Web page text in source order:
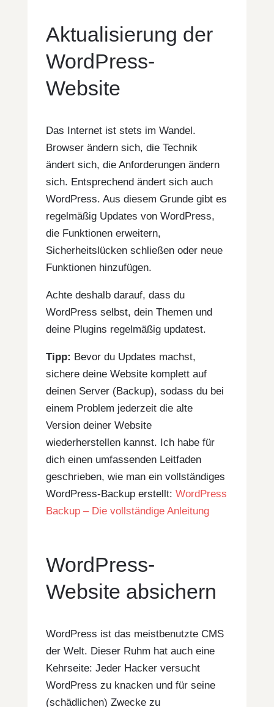
Aktualisierung der
WordPress-
Website
Das Internet ist stets im Wandel.
Browser ändern sich, die Technik
ändert sich, die Anforderungen ändern
sich. Entsprechend ändert sich auch
WordPress. Aus diesem Grunde gibt es
regelmäßig Updates von WordPress,
die Funktionen erweitern,
Sicherheitslücken schließen oder neue
Funktionen hinzufügen.
Achte deshalb darauf, dass du
WordPress selbst, dein Themen und
deine Plugins regelmäßig updatest.
Tipp: Bevor du Updates machst,
sichere deine Website komplett auf
deinen Server (Backup), sodass du bei
einem Problem jederzeit die alte
Version deiner Website
wiederherstellen kannst. Ich habe für
dich einen umfassenden Leitfaden
geschrieben, wie man ein vollständiges
WordPress-Backup erstellt: WordPress
Backup – Die vollständige Anleitung
WordPress-
Website absichern
WordPress ist das meistbenutzte CMS
der Welt. Dieser Ruhm hat auch eine
Kehrseite: Jeder Hacker versucht
WordPress zu knacken und für seine
(schädlichen) Zwecke zu